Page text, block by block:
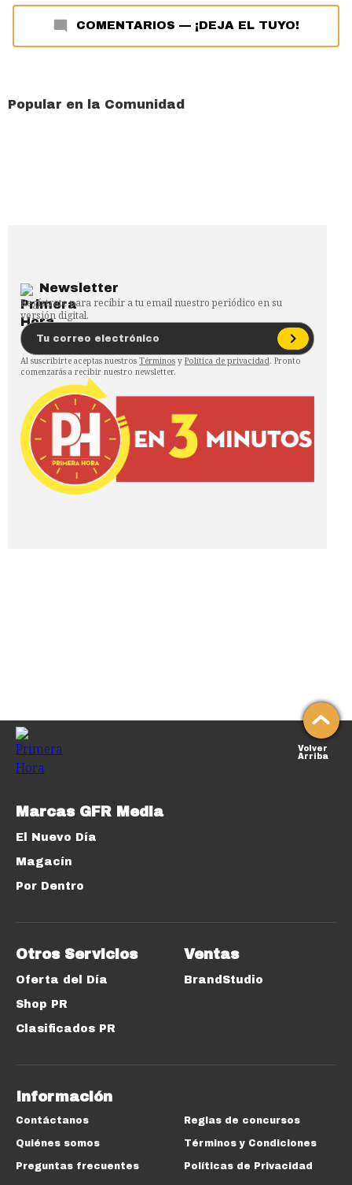
COMENTARIOS — ¡DEJA EL TUYO!
Popular en la Comunidad
Newsletter
Regístrate para recibir a tu email nuestro periódico en su
versión digital.
Al suscribirte aceptas nuestros Términos y Política de privacidad. Pronto
comenzarás a recibir nuestro newsletter.
Volver
Arriba
Marcas GFR Media
El Nuevo Día
Magacín
Por Dentro
Otros Servicios
Oferta del Día
Shop PR
Clasificados PR
Ventas
BrandStudio
Información
Contáctanos
Quiénes somos
Preguntas frecuentes
Reglas de concursos
Términos y Condiciones
Políticas de Privacidad